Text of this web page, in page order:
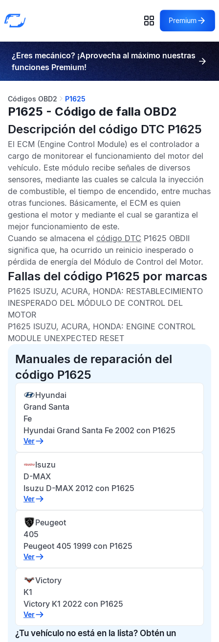
Premium
¿Eres mecánico? ¡Aprovecha al máximo nuestras
funciones Premium!
Códigos OBD2 P1625
P1625 - Código de falla OBD2
Descripción del código DTC P1625
El ECM (Engine Control Module) es el controlador a
cargo de monitorear el funcionamiento del motor del
vehículo. Este módulo recibe señales de diversos
sensores, mediante las cuales se calcula la inyección
de combustible, el tiempo de encendido, entre muchas
otras funciones. Básicamente, el ECM es quien
gestiona el motor y mediante el cual se garantiza el
mejor funcionamiento de este.
Cuando se almacena el código DTC P1625 OBDII
significa que, ha ocurrido un reinicio inesperado o
pérdida de energía del Módulo de Control del Motor.
Fallas del código P1625 por marcas
P1625 ISUZU, ACURA, HONDA: RESTABLECIMIENTO
INESPERADO DEL MÓDULO DE CONTROL DEL
MOTOR
P1625 ISUZU, ACURA, HONDA: ENGINE CONTROL
MODULE UNEXPECTED RESET
Manuales de reparación del
código P1625
Hyundai
Grand Santa
Fe
Hyundai Grand Santa Fe 2002 con P1625
Ver
Isuzu
D-MAX
Isuzu D-MAX 2012 con P1625
Ver
Peugeot
405
Peugeot 405 1999 con P1625
Ver
Victory
K1
Victory K1 2022 con P1625
Ver
¿Tu vehículo no está en la lista? Obtén un